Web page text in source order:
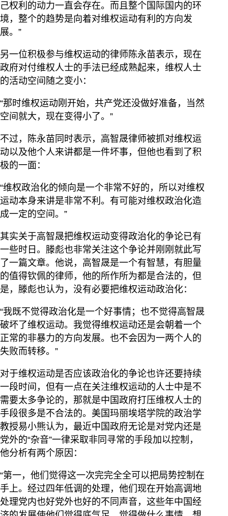
己权利的动力一直会存在。而且整个国际国内的环
境，整个的趋势是向着对维权运动有利的方向发
展。”
另一位积极参与维权运动的律师陈永苗表示，现在
政府对付维权人士的手法已经成熟起来，维权人士
的活动空间随之变小：
“那时维权运动刚开始，共产党还没做好准备，当然
空间就大，现在变得小了。”
不过，陈永苗同时表示，高智晟律师被抓对维权运
动以及他个人来讲都是一件坏事，但他也看到了积
极的一面：
“维权政治化的倾向是一个非常不好的，所以对维权
运动本身来讲是非常不利。有可能对维权政治化造
成一定的空间。”
其实关于高智晟把维权运动变得政治化的争论已有
一些时日。滕彪也非常关注这个争论并刚刚就此写
了一篇文章。他说，高智晟是一个有智慧，有胆量
的值得钦佩的律师，他的所作所为都是合法的，但
是，滕彪也认为，没有必要把维权运动政治化：
“我既不觉得政治化是一个好事情；也不觉得高智晟
破坏了维权运动。我觉得维权运动还是会朝着一个
正常的非暴力的方向发展。也不会因为一两个人的
失败而转移。”
对于维权运动是否应该政治化的争论也许还要持续
一段时间，但有一点在关注维权运动的人士中是不
需要太多争论的，那就是中国政府打压维权人士的
手段很多是不合法的。美国玛丽埃塔学院的政治学
教授易小熊认为，最近中国政府无论是对党内还是
党外的“杂音”一律采取非同寻常的手段加以控制，
他分析有两个原因：
“第一，他们觉得这一次完完全全可以把局势控制在
手上。经过四年低调的处理，他们现在开始高调地
处理党内也好党外也好的不同声音，这些年中国经